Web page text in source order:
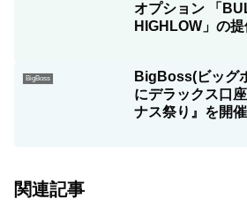
オプション 「
HIGHLOW」の
開設+入金で40
BigBoss
BigBoss(ビッグ
にデラックス口
ナス祭り』を開催
関連記事